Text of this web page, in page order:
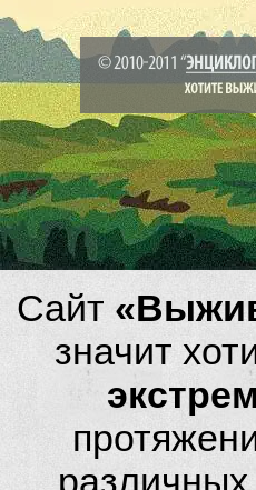
Сайт
значит